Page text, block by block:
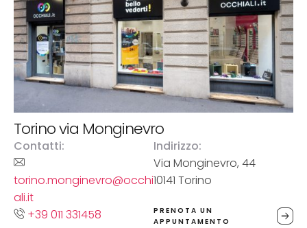
Torino via Monginevro
Indirizzo:
Via Monginevro, 44
10141 Torino
PRENOTA UN
APPUNTAMENTO
Contatti:
torino.monginevro@occhi
ali.it
+39 011 331458